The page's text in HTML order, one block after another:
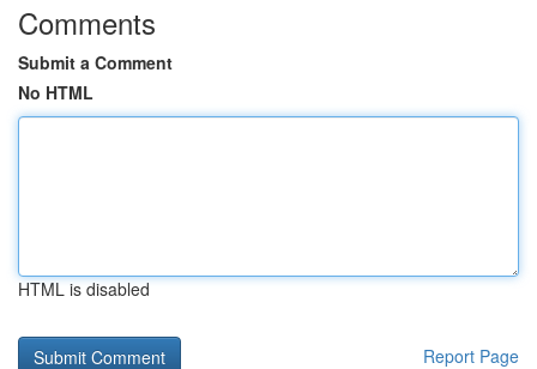
Comments
Submit a Comment
No HTML
HTML is disabled
Report Page